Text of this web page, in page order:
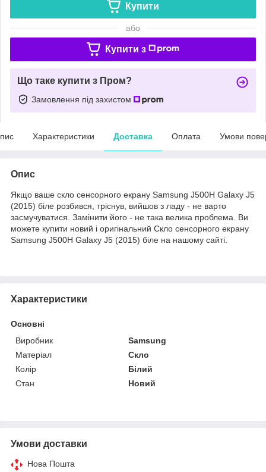
Купити
або
Купити з
Що таке купити з Пром?
Замовлення під захистом
Характеристики Доставка Оплата Умови
Опис
Якщо ваше скло сенсорного екрану Samsung J500H Galaxy J5
(2015) біле розбився, тріснув, вийшов з ладу - не варто
засмучуватися. Замінити його - не така велика проблема. Ви
можете купити новий і оригінальний Скло сенсорного екрану
Samsung J500H Galaxy J5 (2015) біле на нашому сайті.
Характеристики
Основні
Виробник
Samsung
Матеріал
Скло
Колір
Білий
Стан
Новий
Умови доставки
Нова Пошта